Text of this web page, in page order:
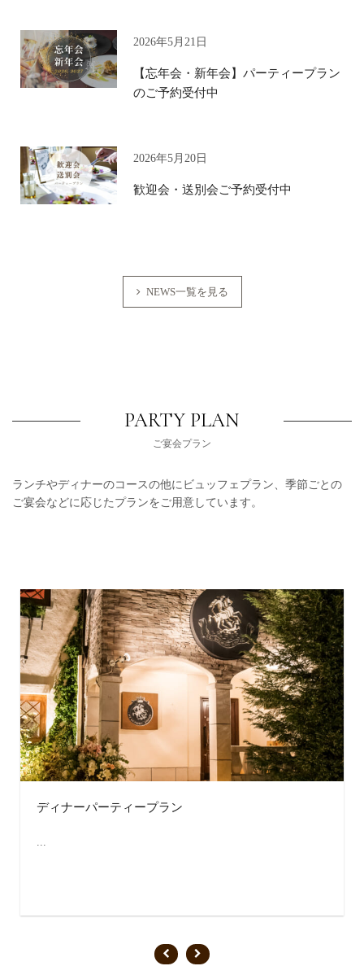
2026年5月21日
【忘年会・新年会】パーティープラン
のご予約受付中
2026年5月20日
歓迎会・送別会ご予約受付中
NEWS一覧を見る
PARTY PLAN
ご宴会プラン
ランチやディナーのコースの他にビュッフェプラン、季節ごとの
ご宴会などに応じたプランをご用意しています。
ディナーパーティープラン
...